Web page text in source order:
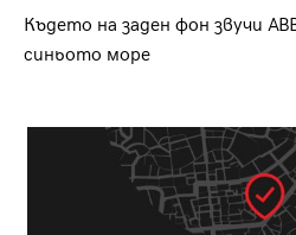
Където на заден фон звучи
синьото море